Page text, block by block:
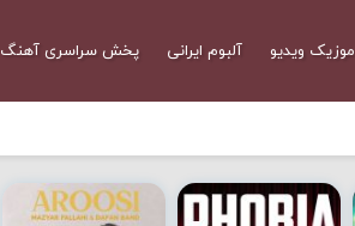
موزیک ویدیو آلبوم ایرانی پخش سراسری آهنگ